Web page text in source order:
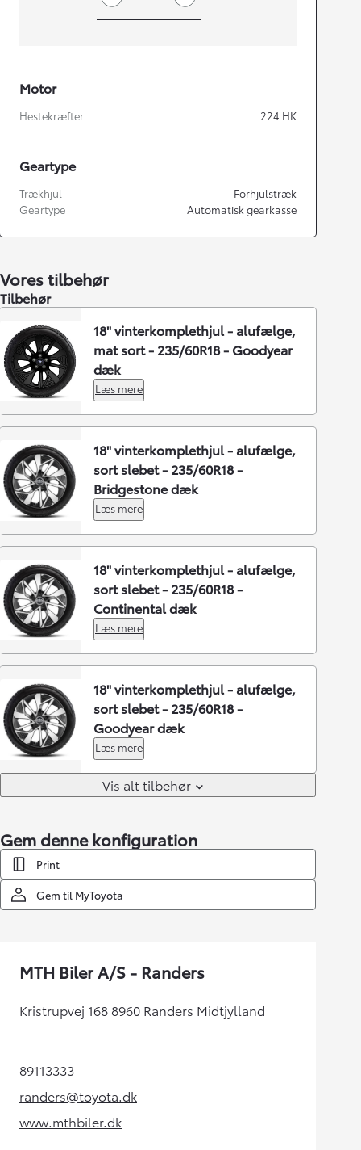
Motor
Hestekræfter 224 HK
Geartype
Trækhjul
Forhjulstræk
Geartype
Automatisk gearkasse
Vores tilbehør
Tilbehør
18" vinterkomplethjul - alufælge,
mat sort - 235/60R18 - Goodyear
dæk
Læs mere
18" vinterkomplethjul - alufælge,
sort slebet - 235/60R18 -
Bridgestone dæk
Læs mere
18" vinterkomplethjul - alufælge,
sort slebet - 235/60R18 -
Continental dæk
Læs mere
18" vinterkomplethjul - alufælge,
sort slebet - 235/60R18 -
Goodyear dæk
Læs mere
Vis alt tilbehør
Gem denne konfiguration
Print
Gem til MyToyota
MTH Biler A/S - Randers
Kristrupvej 168 8960 Randers Midtjylland
89113333(Opens in new tab)
randers@toyota.dk
(Opens in new tab)
www.mthbiler.dk(Opens in new tab)